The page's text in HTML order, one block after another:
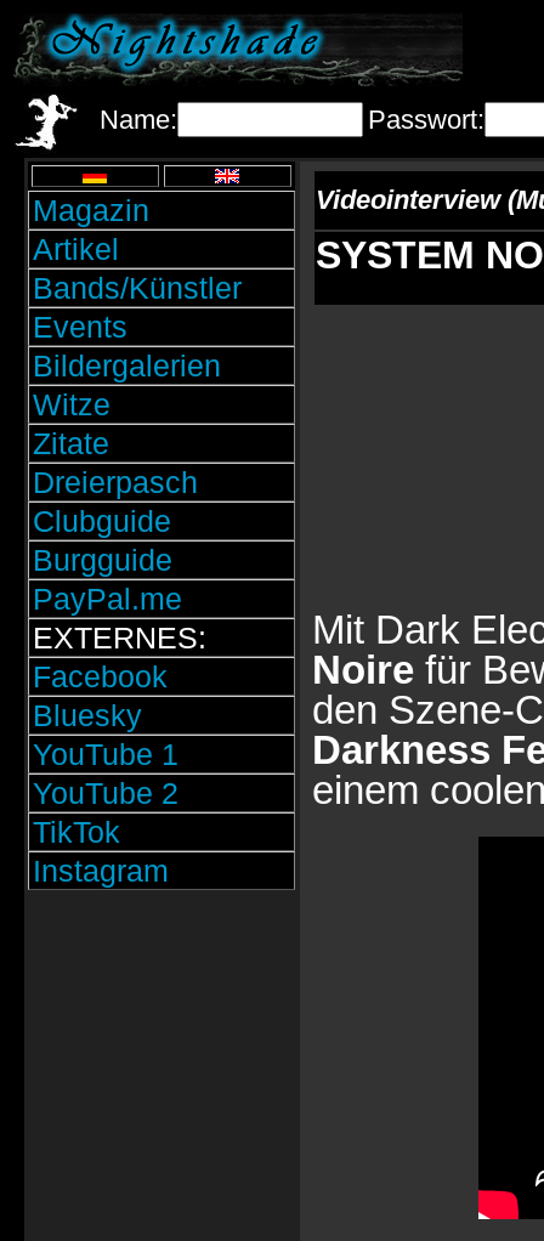
Name: Passwort:
Magazin
Artikel
Bands/Künstler
Events
Bildergalerien
Witze
Zitate
Dreierpasch
Clubguide
Burgguide
PayPal.me
EXTERNES:
Facebook
Bluesky
YouTube 1
YouTube 2
TikTok
Instagram
Videointerview
SYSTEM
Mit Dark
Noirefür
den Szene-
Darkness
einem